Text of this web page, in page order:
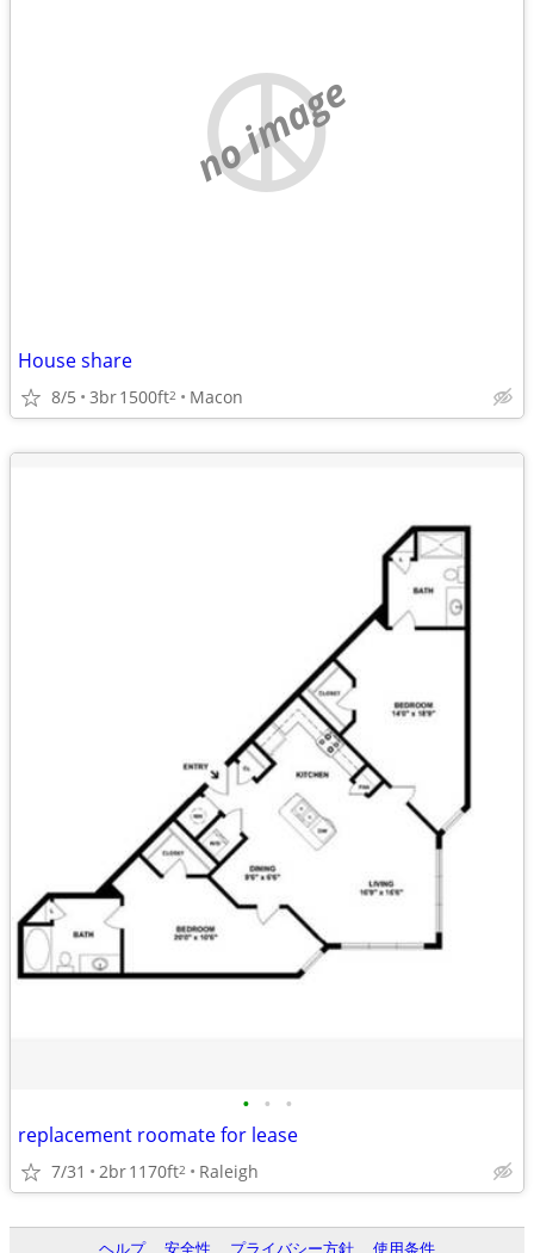
no image
House share
8/5 3br1500ft2 Macon
• • •
replacement roomate for lease
7/31 2br1170ft2 Raleigh
ヘルプ 安全性 プライバシー方針 使用条件